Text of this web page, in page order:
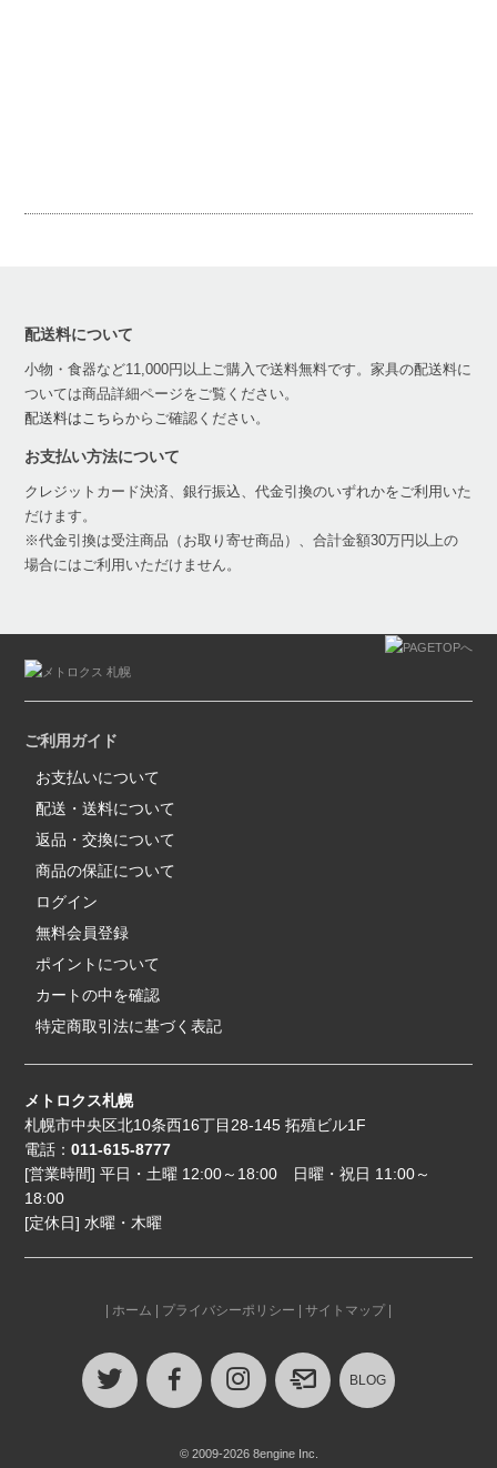
配送料について
小物・食器など11,000円以上ご購入で送料無料です。家具の配送料に
ついては商品詳細ページをご覧ください。
配送料はこちらからご確認ください。
お支払い方法について
クレジットカード決済、銀行振込、代金引換のいずれかをご利用いた
だけます。
※代金引換は受注商品（お取り寄せ商品）、合計金額30万円以上の
場合にはご利用いただけません。
ご利用ガイド
お支払いについて
配送・送料について
返品・交換について
商品の保証について
ログイン
無料会員登録
ポイントについて
カートの中を確認
特定商取引法に基づく表記
メトロクス札幌
札幌市中央区北10条西16丁目28-145 拓殖ビル1F
電話：011-615-8777
[営業時間] 平日・土曜 12:00～18:00 日曜・祝日 11:00～
18:00
[定休日] 水曜・木曜
| ホーム | プライバシーポリシー | サイトマップ |
BLOG
© 2009-2026 8engine Inc.